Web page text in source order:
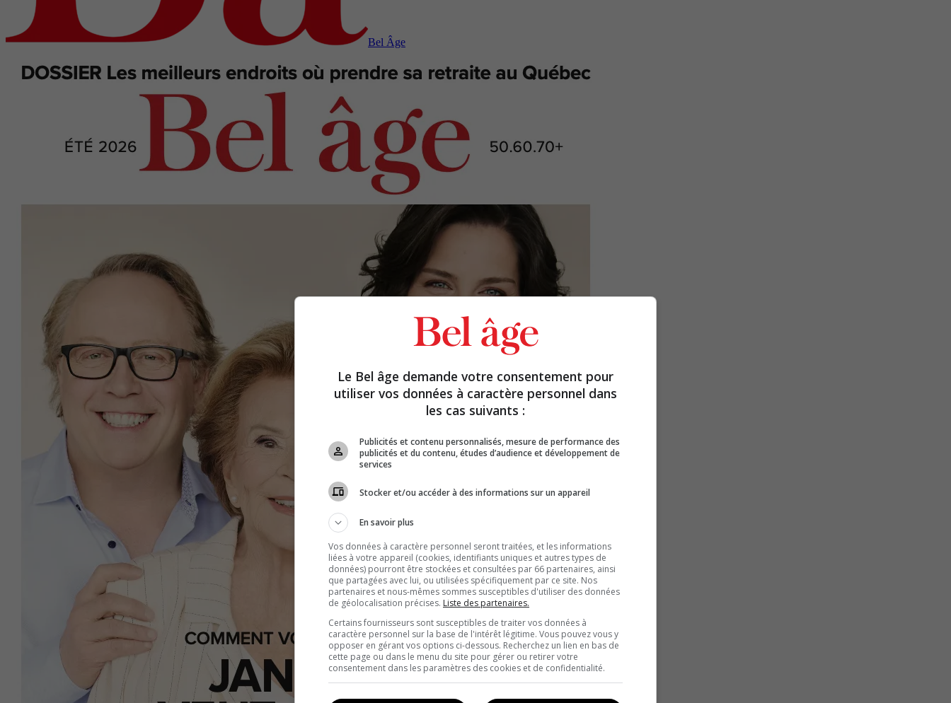
Bel Âge
Le Bel âge demande votre consentement pour
utiliser vos données à caractère personnel dans
les cas suivants :
Publicités et contenu personnalisés, mesure de performance des
publicités et du contenu, études d’audience et développement de
services
Stocker et/ou accéder à des informations sur un appareil
En savoir plus
Vos données à caractère personnel seront traitées, et les informations
liées à votre appareil (cookies, identifiants uniques et autres types de
données) pourront être stockées et consultées par 66 partenaires, ainsi
que partagées avec lui, ou utilisées spécifiquement par ce site. Nos
partenaires et nous-mêmes sommes susceptibles d'utiliser des données
de géolocalisation précises. Liste des partenaires.
Certains fournisseurs sont susceptibles de traiter vos données à
caractère personnel sur la base de l'intérêt légitime. Vous pouvez vous y
opposer en gérant vos options ci-dessous. Recherchez un lien en bas de
cette page ou dans le menu du site pour gérer ou retirer votre
consentement dans les paramètres des cookies et de confidentialité.